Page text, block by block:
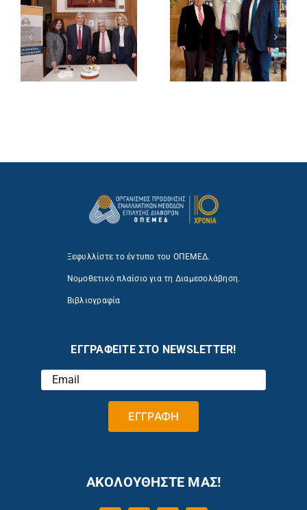
Ξεφυλλίστε το έντυπο του ΟΠΕΜΕΔ.
Νομοθετικό πλαίσιο για τη Διαμεσολάβηση.
Βιβλιογραφία
ΕΓΓΡΑΦΕΙΤΕ ΣΤΟ NEWSLETTER!
ΑΚΟΛΟΥΘΗΣΤΕ ΜΑΣ!